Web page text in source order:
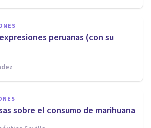
peruanas (con su
sobre el consumo de marihuana